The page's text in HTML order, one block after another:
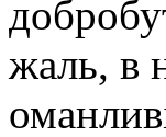
жаль, в